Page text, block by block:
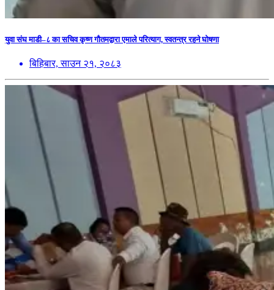
युवा संघ माडी–८ का सचिव कृष्ण गौतमद्वारा एमाले परित्याग, स्वतन्त्र रहने घोषणा
बिहिबार, साउन २१, २०८३